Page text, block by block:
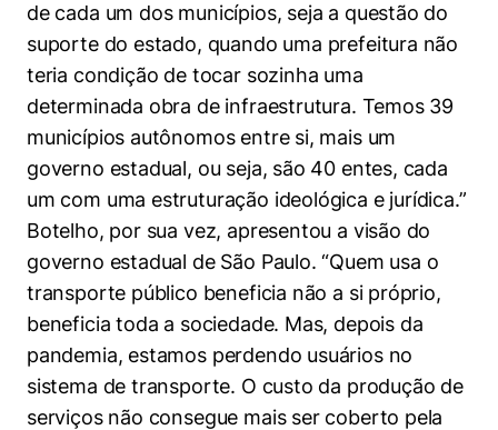
de cada um dos municípios, seja a questão do
suporte do estado, quando uma prefeitura não
teria condição de tocar sozinha uma
determinada obra de infraestrutura. Temos 39
municípios autônomos entre si, mais um
governo estadual, ou seja, são 40 entes, cada
um com uma estruturação ideológica e jurídica.”
Botelho, por sua vez, apresentou a visão do
governo estadual de São Paulo. “Quem usa o
transporte público beneficia não a si próprio,
beneficia toda a sociedade. Mas, depois da
pandemia, estamos perdendo usuários no
sistema de transporte. O custo da produção de
serviços não consegue mais ser coberto pela